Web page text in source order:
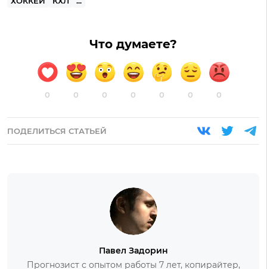
Что думаете?
0 0 0 0 0 0 0
ПОДЕЛИТЬСЯ СТАТЬЕЙ
Павел Задорин
Прогнозист с опытом работы 7 лет, копирайтер,